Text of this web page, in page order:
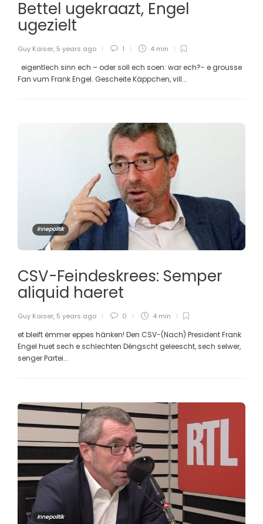
Bettel ugekraazt, Engel
ugezielt
Guy Kaiser, 5 years ago 1 4 min
eigentlech sinn ech – oder soll ech soen: war ech?- e grousse
Fan vum Frank Engel. Gescheite Käppchen, vill...
Innepolitik
CSV-Feindeskrees: Semper
aliquid haeret
Guy Kaiser, 5 years ago 0 4 min
et bleift ëmmer eppes hänken! Den CSV-(Nach) President Frank
Engel huet sech e schlechten Déngscht geleescht, sech selwer,
senger Partei...
Innepolitik